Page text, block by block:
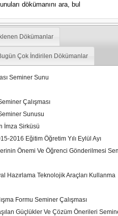
dökümanını ara, bul
Dökümanlar
Çok İndirilen Dökümanlar
Seminer Sunu
Çalışması
Sunusu
İmza Sirküsü
2016 Eğitim Öğretim Yılı Eylül Ayı
Önemi Ve Öğrenci Gönderilmesi
Hazırlama Teknolojik Araçları Kullanma
Formu Seminer Çalışması
Güçlükler Ve Çözüm Önerileri